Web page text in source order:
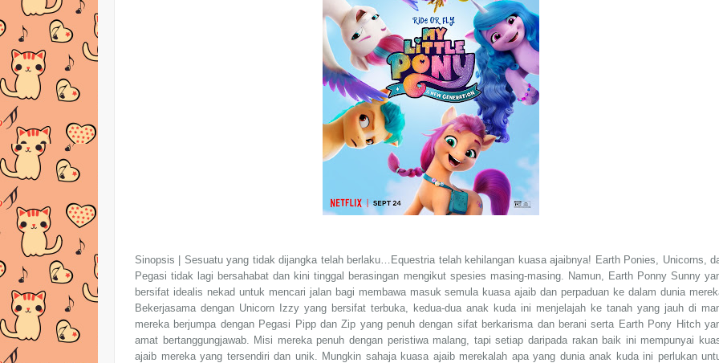
Sinopsis | Sesuatu yang tidak dijangka telah berlaku…Equestria telah kehilangan kuasa ajaibnya! Earth Ponies, Unicorns,
Pegasi tidak lagi bersahabat dan kini tinggal berasingan mengikut spesies masing-masing. Namun, Earth Ponny Sunny
bersifat idealis nekad untuk mencari jalan bagi membawa masuk semula kuasa ajaib dan perpaduan ke dalam dunia
Bekerjasama dengan Unicorn Izzy yang bersifat terbuka, kedua-dua anak kuda ini menjelajah ke tanah yang jauh di
mereka berjumpa dengan Pegasi Pipp dan Zip yang penuh dengan sifat berkarisma dan berani serta Earth Pony Hitch
amat bertanggungjawab. Misi mereka penuh dengan peristiwa malang, tapi setiap daripada rakan baik ini mempunyai
ajaib mereka yang tersendiri dan unik. Mungkin sahaja kuasa ajaib merekalah apa yang dunia anak kuda ini perlukan